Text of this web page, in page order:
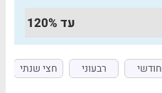
עד 120%
חודשי רבעוני חצי שנתי